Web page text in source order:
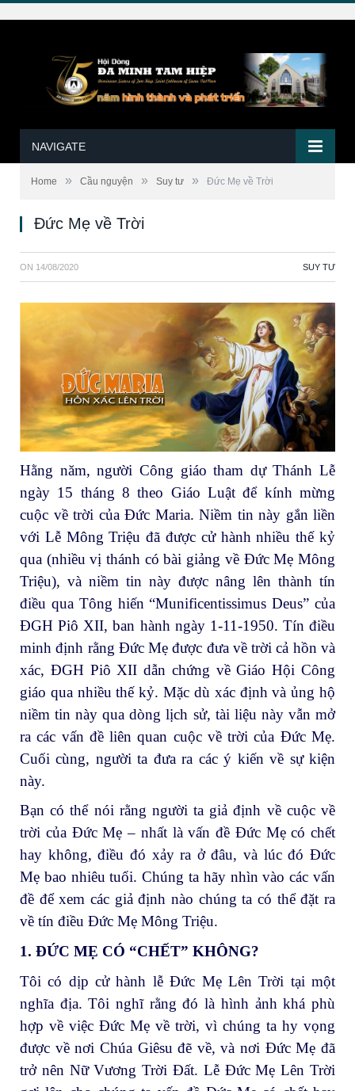
NAVIGATE
Home » Cầu nguyện » Suy tư » Đức Mẹ về Trời
Đức Mẹ về Trời
ON 14/08/2020 SUY TƯ
Hằng năm, người Công giáo tham dự Thánh Lễ
ngày 15 tháng 8 theo Giáo Luật để kính mừng
cuộc về trời của Đức Maria. Niềm tin này gắn liền
với Lễ Mông Triệu đã được cử hành nhiều thế kỷ
qua (nhiều vị thánh có bài giảng về Đức Mẹ Mông
Triệu), và niềm tin này được nâng lên thành tín
điều qua Tông hiến “Munificentissimus Deus” của
ĐGH Piô XII, ban hành ngày 1-11-1950. Tín điều
minh định rằng Đức Mẹ được đưa về trời cả hồn và
xác, ĐGH Piô XII dẫn chứng về Giáo Hội Công
giáo qua nhiều thế kỷ. Mặc dù xác định và ủng hộ
niềm tin này qua dòng lịch sử, tài liệu này vẫn mở
ra các vấn đề liên quan cuộc về trời của Đức Mẹ.
Cuối cùng, người ta đưa ra các ý kiến về sự kiện
này.
Bạn có thể nói rằng người ta giả định về cuộc về
trời của Đức Mẹ – nhất là vấn đề Đức Mẹ có chết
hay không, điều đó xảy ra ở đâu, và lúc đó Đức
Mẹ bao nhiêu tuổi. Chúng ta hãy nhìn vào các vấn
đề để xem các giả định nào chúng ta có thể đặt ra
về tín điều Đức Mẹ Mông Triệu.
1. ĐỨC MẸ CÓ “CHẾT” KHÔNG?
Tôi có dịp cử hành lễ Đức Mẹ Lên Trời tại một
nghĩa địa. Tôi nghĩ rằng đó là hình ảnh khá phù
hợp về việc Đức Mẹ về trời, vì chúng ta hy vọng
được về nơi Chúa Giêsu đẽ về, và nơi Đức Mẹ đã
trở nên Nữ Vương Trời Đất. Lễ Đức Mẹ Lên Trời